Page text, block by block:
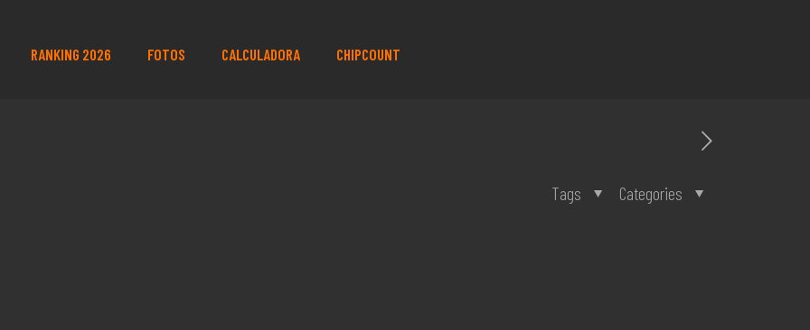
RANKING 2026 FOTOS CALCULADORA CHIPCOUNT
Categories
Tags